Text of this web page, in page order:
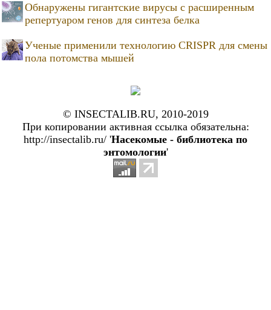
Обнаружены гигантские вирусы с расширенным
репертуаром генов для синтеза белка
Ученые применили технологию CRISPR для смены
пола потомства мышей
© INSECTALIB.RU, 2010-2019
При копировании активная ссылка обязательна:
http://insectalib.ru/ 'Насекомые - библиотека по
энтомологии'